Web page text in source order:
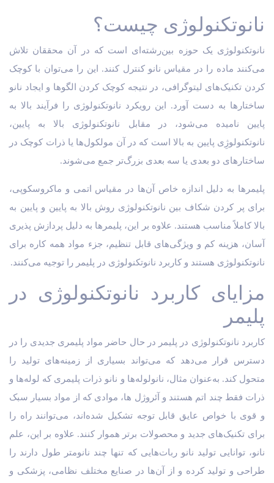
نانوتکنولوژی چیست؟
نانوتکنولوژی یک حوزه بین‌رشته‌ای است که در آن محققان تلاش
می‌کنند ماده را در مقیاس نانو کنترل کنند. این را می‌توان با کوچک
کردن تکنیک‌های لیتوگرافی، در نتیجه کوچک کردن الگوها و ایجاد نانو
ساختارها به دست آورد. این رویکرد نانوتکنولوژی را فرآیند بالا به
پایین نامیده می‌شود، در مقابل نانوتکنولوژی بالا به پایین،
نانوتکنولوژِی پایین به بالا است که در آن مولکول‌ها یا ذرات کوچک در
ساختارهای دو بعدی یا سه بعدی بزرگ‌تر جمع می‌شوند.
پلیمرها به دلیل اندازه خاص آن‌ها در مقیاس اتمی و ماکروسکوپی،
برای پر کردن شکاف بین نانوتکنولوژی روش بالا به پایین و پایین به
بالا کاملاً مناسب هستند. علاوه بر این، پلیمرها به دلیل پردازش پذیری
آسان، هزینه کم و ویژگی‌های قابل تنظیم، جزء مواد همه کاره برای
نانوتکنولوژی هستند و کاربرد نانوتکنولوژی در پلیمر را توجیه می‌کنند.
مزایای کاربرد نانوتکنولوژی در
پلیمر
کاربرد نانوتکنولوژی در پلیمر در حال حاضر مواد پلیمری جدیدی را در
دسترس قرار می‌دهد که می‌تواند بسیاری از زمینه‌های تولید را
متحول کند. به‌عنوان مثال، نانولوله‌ها و نانو ذرات پلیمری که لوله‌ها و
ذرات فقط چند اتم هستند و آئروژل ها، موادی که از مواد بسیار سبک
و قوی با خواص عایق قابل توجه تشکیل شده‌اند، می‌توانند راه را
برای تکنیک‌های جدید و محصولات برتر هموار کنند. علاوه بر این، علم
نانو، توانایی تولید نانو ربات‌هایی که تنها چند نانومتر طول دارند را
طراحی و تولید کرده و از آن‌ها در صنایع مختلف نظامی، پزشکی و